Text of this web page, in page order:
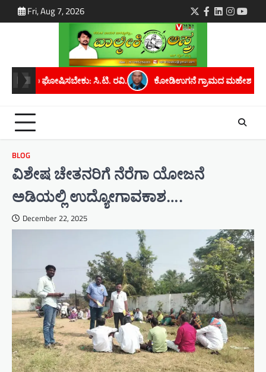
to
Fri, Aug 7, 2026 Twitter
Facebook
LinkedIn
ಕೋಡಿಉಗನೆ ಗ್ರಾಮದ ಮಹೇಶ್ ಕೆ. ಅವರಿಗೆ ಮೈಸೂರು
BLOG
ವಿಶೇಷ ಚೇತನರಿಗೆ ನೆರೆಗಾ ಯೋಜನೆ
ಅಡಿಯಲ್ಲಿ ಉದ್ಯೋಗಾವಕಾಶ….
December 22, 2025